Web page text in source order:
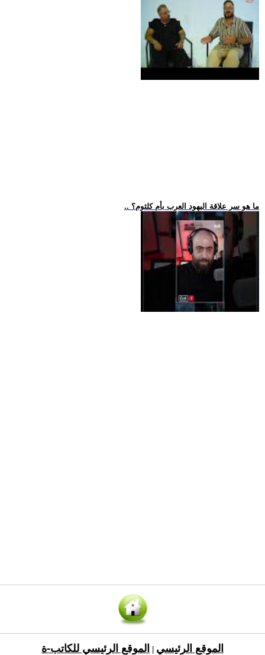
.. ما هو سر علاقة اليهود العرب بأم كلثوم؟
الموقع الرئيسي الموقع الرئيسي للكاتب-ة